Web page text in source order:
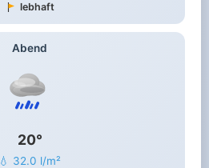
lebhaft
Abend
20°
💧 32.0 l/m²